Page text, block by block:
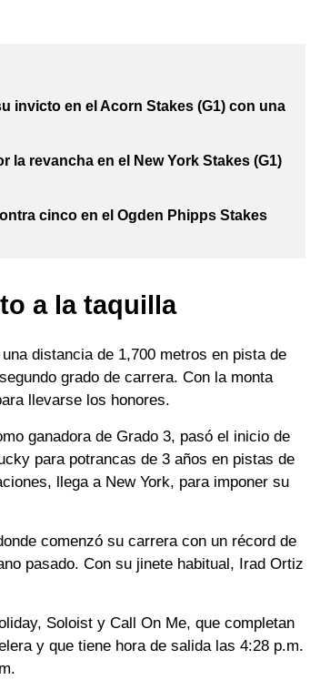
invicto en el Acorn Stakes (G1) con una
la revancha en el New York Stakes (G1)
cinco en el Ogden Phipps Stakes
a la taquilla
distancia de 1,700 metros en pista de
grado de carrera. Con la monta
llevarse los honores.
ganadora de Grado 3, pasó el inicio de
para potrancas de 3 años en pistas de
llega a New York, para imponer su
comenzó su carrera con un récord de
pasado. Con su jinete habitual, Irad Ortiz
Soloist y Call On Me, que completan
y que tiene hora de salida las 4:28 p.m.